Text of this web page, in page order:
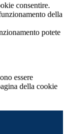
consentire.
della
potete
essere
della cookie